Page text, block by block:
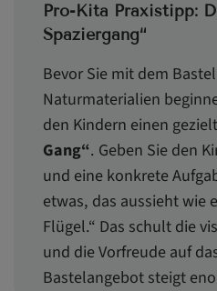
Pro-Kita Praxistipp:
Spaziergang“
Bevor Sie mit dem
Naturmaterialien
den Kindern einen
Gang“. Geben Sie den
und eine konkrete
etwas, das aussieht wie
Flügel.“ Das schult die
und die Vorfreude auf
Bastelangebot steigt